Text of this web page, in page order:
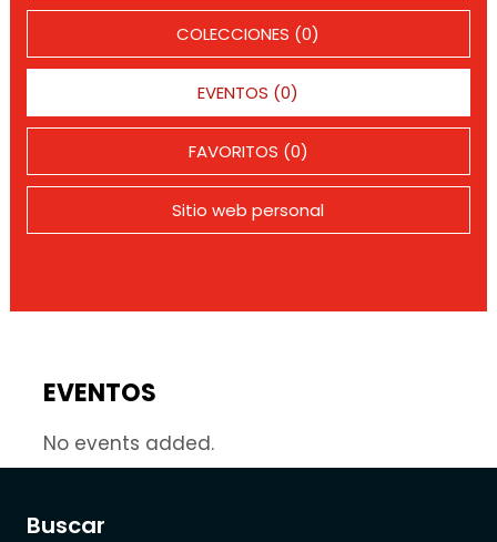
Buscar
COLECCIONES (0)
EVENTOS (0)
FAVORITOS (0)
Sitio web personal
EVENTOS
No events added.